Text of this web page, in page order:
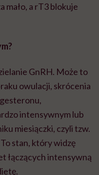
mało, a rT3 blokuje
GnRH. Może to
owulacji, skrócenia
intensywnym lub
miesiączki, czyli tzw.
stan, który widzę
łączących intensywną